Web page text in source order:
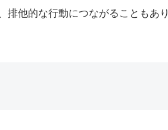
排他的な行動につながることもあり